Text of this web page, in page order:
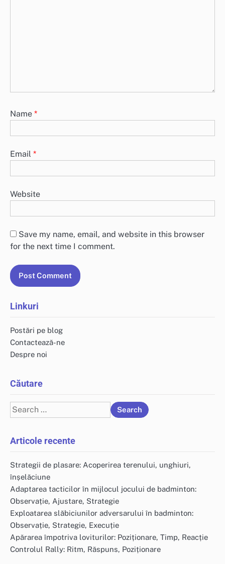
Name *
Email *
Website
Save my name, email, and website in this browser
for the next time I comment.
Linkuri
Postări pe blog
Contactează-ne
Despre noi
Căutare
Search
for:
Articole recente
Strategii de plasare: Acoperirea terenului, unghiuri,
înșelăciune
Adaptarea tacticilor în mijlocul jocului de badminton:
Observație, Ajustare, Strategie
Exploatarea slăbiciunilor adversarului în badminton:
Observație, Strategie, Execuție
Apărarea împotriva loviturilor: Poziționare, Timp, Reacție
Controlul Rally: Ritm, Răspuns, Poziționare